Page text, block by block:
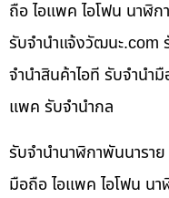
ถือ ไอแพค ไอโฟน นาฬิ
รับจํานําแจ้งวัฒนะ.com
จำนำสินค้าไอที รับจำนำ
แพค รับจำนำกล
รับจำนำนาฬิกาพันนารา
มือถือ ไอแพค ไอโฟน น